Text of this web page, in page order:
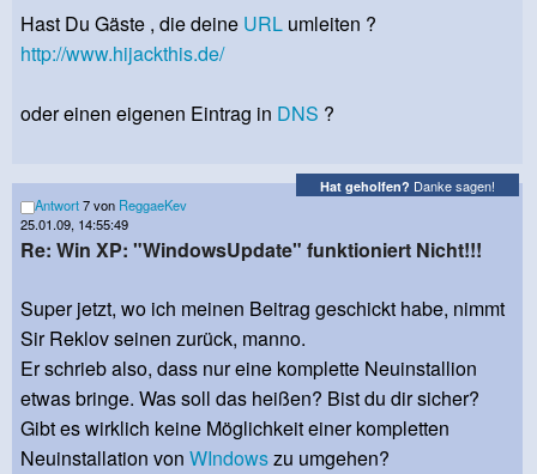
Hast Du Gäste , die deine URL umleiten ?
http://www.hijackthis.de/
oder einen eigenen Eintrag in DNS ?
Hat geholfen? Danke sagen!
Antwort7 von ReggaeKev
25.01.09, 14:55:49
Re: Win XP: "WindowsUpdate" funktioniert Nicht!!!
Super jetzt, wo ich meinen Beitrag geschickt habe, nimmt
Sir Reklov seinen zurück, manno.
Er schrieb also, dass nur eine komplette Neuinstallion
etwas bringe. Was soll das heißen? Bist du dir sicher?
Gibt es wirklich keine Möglichkeit einer kompletten
Neuinstallation von WIndowszu umgehen?